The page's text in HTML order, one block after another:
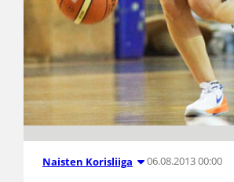
Naisten Korisliiga 06.08.2013 00:00